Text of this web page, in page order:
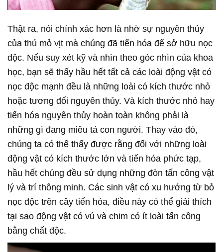
Thật ra, nói chính xác hơn là nhờ sự nguyên thủy
của thú mỏ vịt mà chúng đã tiến hóa để sở hữu nọc
độc. Nếu suy xét kỹ và nhìn theo góc nhìn của khoa
học, bạn sẽ thấy hầu hết tất cả các loài động vật có
nọc độc mạnh đều là những loài có kích thước nhỏ
hoặc tương đối nguyên thủy. Và kích thước nhỏ hay
tiến hóa nguyên thủy hoàn toàn không phải là
những gì đang miêu tả con người. Thay vào đó,
chúng ta có thể thấy được rằng đối với những loài
động vật có kích thước lớn và tiến hóa phức tạp,
hầu hết chúng đều sử dụng những đòn tấn công vật
lý và trí thông minh. Các sinh vật có xu hướng từ bỏ
nọc độc trên cây tiến hóa, điều này có thể giải thích
tại sao động vật có vú và chim có ít loài tấn công
bằng chất độc.